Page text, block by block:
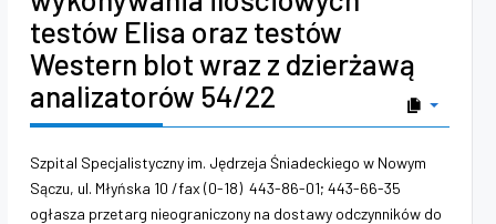
testów Elisa oraz testów
Western blot wraz z dzierżawą
analizatorów 54/22
Szpital Specjalistyczny im. Jędrzeja Śniadeckiego w Nowym
Sączu, ul. Młyńska 10 /fax (0-18) 443-86-01; 443-66-35
ogłasza przetarg nieograniczony na dostawy odczynników do